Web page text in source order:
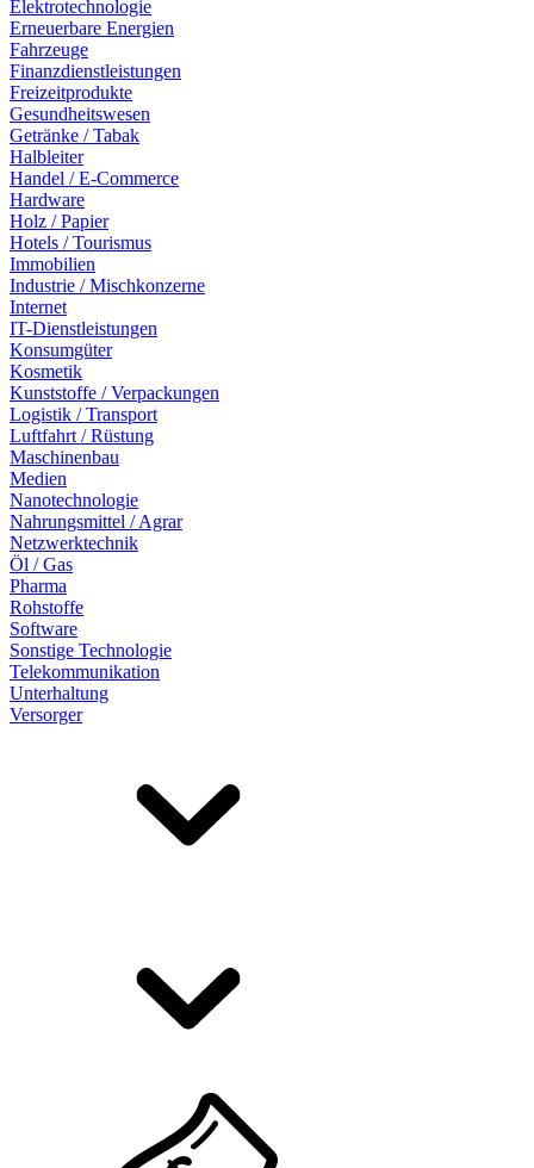
Elektrotechnologie
Erneuerbare Energien
Fahrzeuge
Finanzdienstleistungen
Freizeitprodukte
Gesundheitswesen
Getränke / Tabak
Halbleiter
Handel / E-Commerce
Hardware
Holz / Papier
Hotels / Tourismus
Immobilien
Industrie / Mischkonzerne
Internet
IT-Dienstleistungen
Konsumgüter
Kosmetik
Kunststoffe / Verpackungen
Logistik / Transport
Luftfahrt / Rüstung
Maschinenbau
Medien
Nanotechnologie
Nahrungsmittel / Agrar
Netzwerktechnik
Öl / Gas
Pharma
Rohstoffe
Software
Sonstige Technologie
Telekommunikation
Unterhaltung
Versorger